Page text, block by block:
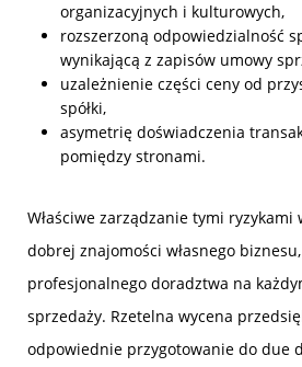
organizacyjnych i kulturowych,
rozszerzoną odpowiedzialność
wynikającą z zapisów umowy
uzależnienie części ceny od
spółki,
asymetrię doświadczenia
pomiędzy stronami.
Właściwe zarządzanie tymi ryzykami
dobrej znajomości własnego
profesjonalnego doradztwa na
sprzedaży. Rzetelna wycena
odpowiednie przygotowanie do due